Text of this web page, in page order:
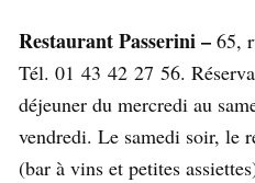
Restaurant Passerini – 65,
Tél. 01 43 42 27 56.
déjeuner du mercredi au
vendredi. Le samedi soir, le
(bar à vins et petites